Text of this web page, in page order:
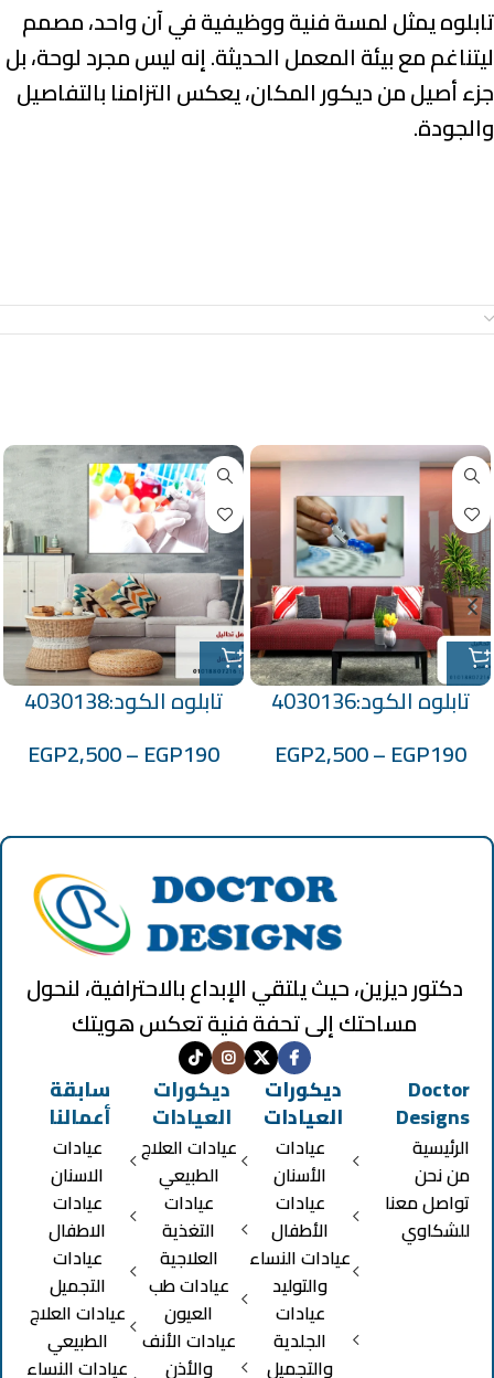
تابلوه يمثل لمسة فنية ووظيفية في آن واحد، مصمم
ليتناغم مع بيئة المعمل الحديثة. إنه ليس مجرد لوحة، بل
جزء أصيل من ديكور المكان، يعكس التزامنا بالتفاصيل
والجودة.
تابلوه الكود:4030136
EGP190
–
EGP2,500
تابلوه الكود:4030138
EGP190
–
EGP2,500
دكتور ديزين، حيث يلتقي الإبداع بالاحترافية، لنحول
مساحتك إلى تحفة فنية تعكس هويتك
Doctor
Designs
الرئيسية
من نحن
تواصل معنا
للشكاوي
ديكورات
العيادات
عيادات
الأسنان
عيادات
الأطفال
عيادات النساء
والتوليد
عيادات
الجلدية
والتجميل
ديكورات
العيادات
عيادات العلاج
الطبيعي
عيادات
التغذية
العلاجية
عيادات طب
العيون
عيادات الأنف
والأذن
سابقة
أعمالنا
عيادات
الاسنان
عيادات
الاطفال
عيادات
التجميل
عيادات العلاج
الطبيعي
عيادات النساء